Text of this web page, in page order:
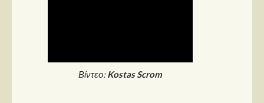
Βίντεο:Kostas Scrom